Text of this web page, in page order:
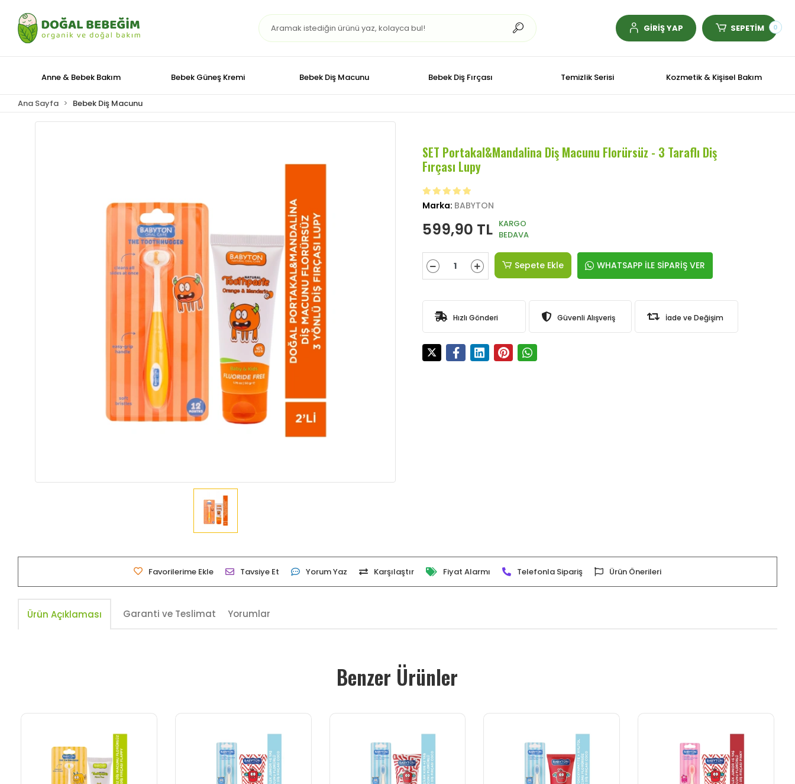
GİRİŞ YAP 0
SEPETİM
Anne & Bebek Bakım Bebek Güneş Kremi Bebek Diş Macunu Bebek Diş Fırçası Temizlik Serisi Kozmetik & Kişisel Bakım
Ana Sayfa Bebek Diş Macunu
SET Portakal&Mandalina Diş Macunu Florürsüz - 3 Taraflı Diş
Fırçası Lupy
Marka: BABYTON
599,90 TL KARGO
BEDAVA
Sepete Ekle WHATSAPP İLE SİPARİŞ VER
Hızlı Gönderi Güvenli Alışveriş İade ve Değişim
Favorilerime Ekle Tavsiye Et Yorum Yaz Karşılaştır Fiyat Alarmı Telefonla Sipariş Ürün Önerileri
Ürün Açıklaması Garanti ve Teslimat Yorumlar
Benzer Ürünler